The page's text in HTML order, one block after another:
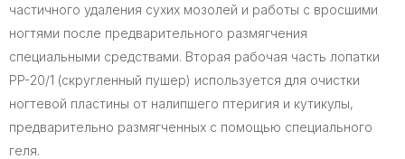
частичного удаления сухих мозолей и работы с вросшими
ногтями после предварительного размягчения
специальными средствами. Вторая рабочая часть лопатки
PP-20/1 (скругленный пушер) используется для очистки
ногтевой пластины от налипшего птеригия и кутикулы,
предварительно размягченных с помощью специального
геля.